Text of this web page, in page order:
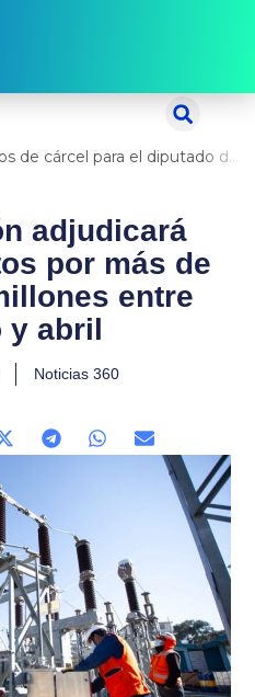
Fiscalía pide más de 9 años de cárcel para el diputado de oposición Harvey Colchado
adjudicará
por más de
entre
y abril
Noticias 360